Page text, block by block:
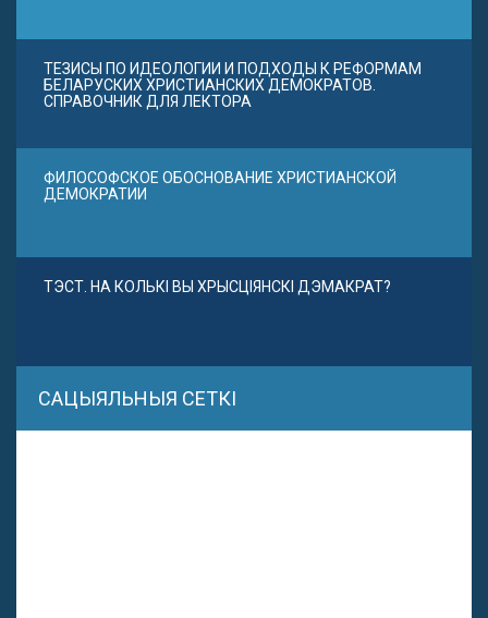
ТЕЗИСЫ ПО ИДЕОЛОГИИ И ПОДХОДЫ К РЕФОРМАМ
БЕЛАРУСКИХ ХРИСТИАНСКИХ ДЕМОКРАТОВ.
СПРАВОЧНИК ДЛЯ ЛЕКТОРА
ФИЛОСОФСКОЕ ОБОСНОВАНИЕ ХРИСТИАНСКОЙ
ДЕМОКРАТИИ
ТЭСТ. НА КОЛЬКІ ВЫ ХРЫСЦІЯНСКІ ДЭМАКРАТ?
САЦЫЯЛЬНЫЯ СЕТКІ